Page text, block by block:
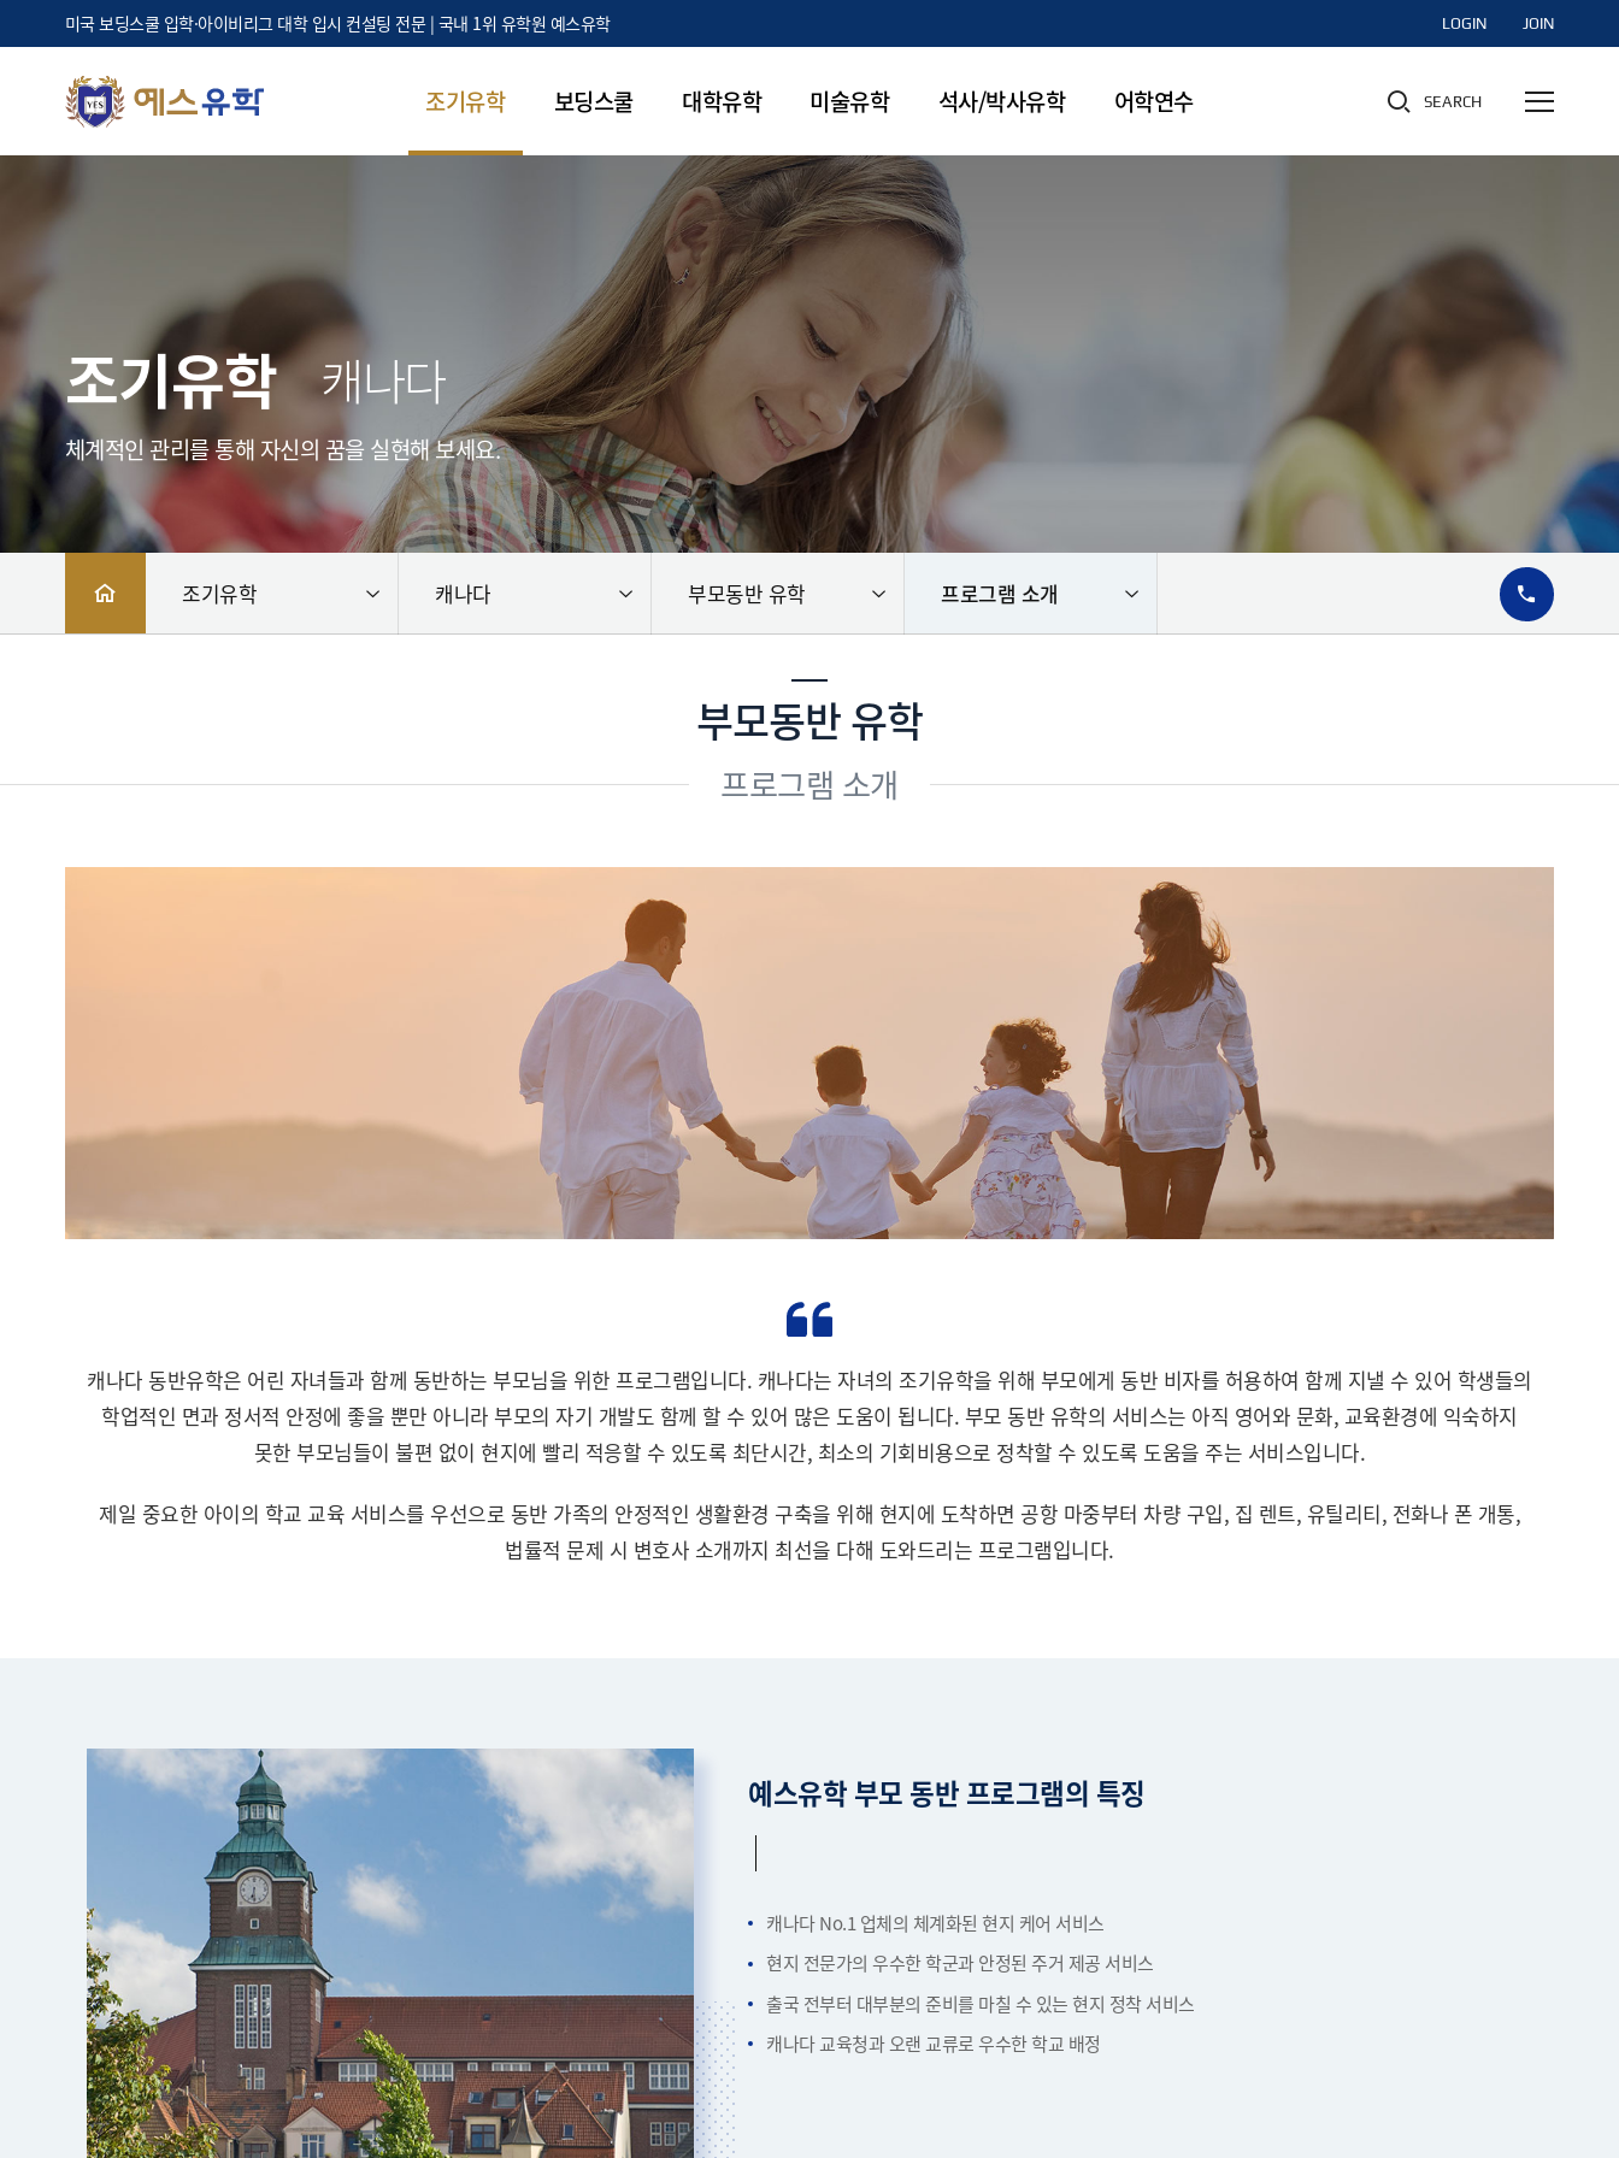
미국 보딩스쿨 입학·아이비리그 대학 입시 컨설팅 전문 | 국내 1위 유학원 예스유학 LOGIN JOIN
조기유학 보딩스쿨 대학유학 미술유학 석사/박사유학 어학연수
조기유학 캐나다
체계적인 관리를 통해 자신의 꿈을 실현해 보세요.
조기유학 캐나다 부모동반 유학 프로그램 소개 02-6911-
부모동반 유학
프로그램 소개
캐나다 동반유학은 어린 자녀들과 함께 동반하는 부모님을 위한 프로그램입니다. 캐나다는 자녀의 조기유학을 위해 부모에게 동반 비자를 허용하여 함께 지낼 수 있어 학생들의
학업적인 면과 정서적 안정에 좋을 뿐만 아니라 부모의 자기 개발도 함께 할 수 있어 많은 도움이 됩니다. 부모 동반 유학의 서비스는 아직 영어와 문화, 교육환경에 익숙하지
못한 부모님들이 불편 없이 현지에 빨리 적응할 수 있도록 최단시간, 최소의 기회비용으로 정착할 수 있도록 도움을 주는 서비스입니다.
제일 중요한 아이의 학교 교육 서비스를 우선으로 동반 가족의 안정적인 생활환경 구축을 위해 현지에 도착하면 공항 마중부터 차량 구입, 집 렌트, 유틸리티, 전화나 폰 개통,
법률적 문제 시 변호사 소개까지 최선을 다해 도와드리는 프로그램입니다.
예스유학 부모 동반 프로그램의 특징
캐나다 No.1 업체의 체계화된 현지 케어 서비스
현지 전문가의 우수한 학군과 안정된 주거 제공 서비스
출국 전부터 대부분의 준비를 마칠 수 있는 현지 정착 서비스
캐나다 교육청과 오랜 교류로 우수한 학교 배정